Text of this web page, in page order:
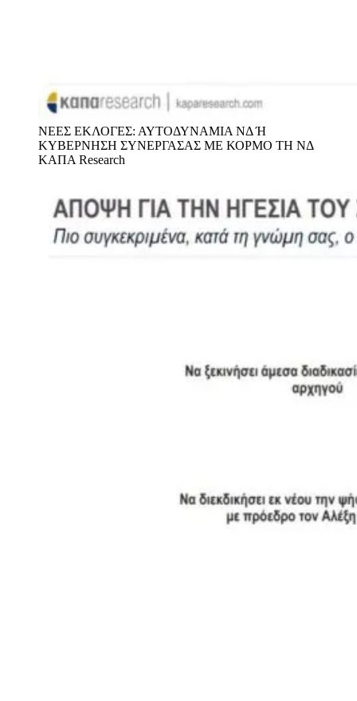
ΝΕΕΣ ΕΚΛΟΓΕΣ: ΑΥΤΟΔΥΝΑΜΙΑ ΝΔ Ή
ΚΥΒΕΡΝΗΣΗ ΣΥΝΕΡΓΑΣΑΣ ΜΕ ΚΟΡΜΟ ΤΗ ΝΔ
ΚΑΠΑ Research